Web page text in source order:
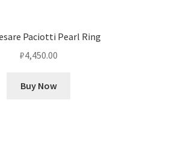
Paciotti Pearl Ring
₽4,450.00
Buy Now